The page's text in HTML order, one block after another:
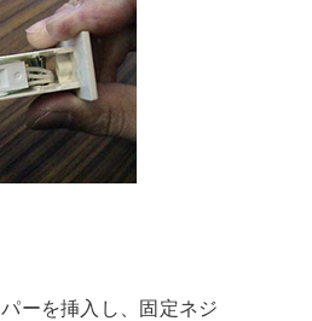
ーを挿入し、固定ネジ